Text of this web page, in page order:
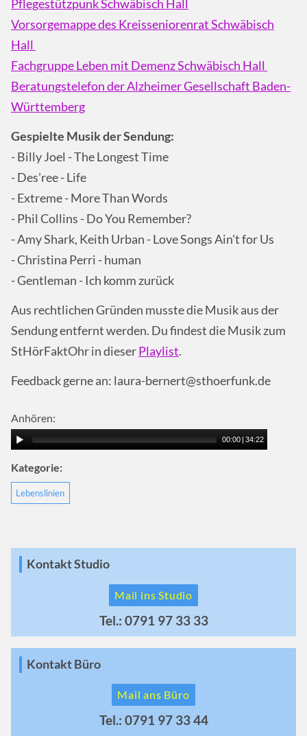
Pflegestützpunk Schwäbisch Hall
Vorsorgemappe des Kreisseniorenrat Schwäbisch
Hall ​​​​​​​
Fachgruppe Leben mit Demenz Schwäbisch Hall ​​​​​​​
Beratungstelefon der Alzheimer Gesellschaft Baden-
Württemberg
Gespielte Musik der Sendung:
- Billy Joel - The Longest Time
- Des'ree - Life
- Extreme - More Than Words
- Phil Collins - Do You Remember?
- Amy Shark, Keith Urban - Love Songs Ain't for Us
- Christina Perri - human
- Gentleman - Ich komm zurück
Aus rechtlichen Gründen musste die Musik aus der
Sendung entfernt werden. Du findest die Musik zum
StHörFaktOhr in dieserPlaylist.
Feedback gerne an: laura-bernert@sthoerfunk.de
Anhören:
00:00 | 34:22
Kategorie:
Lebenslinien
Kontakt Studio
Mail ins Studio
Tel.: 0791 97 33 33
Kontakt Büro
Mail ans Büro
Tel.: 0791 97 33 44